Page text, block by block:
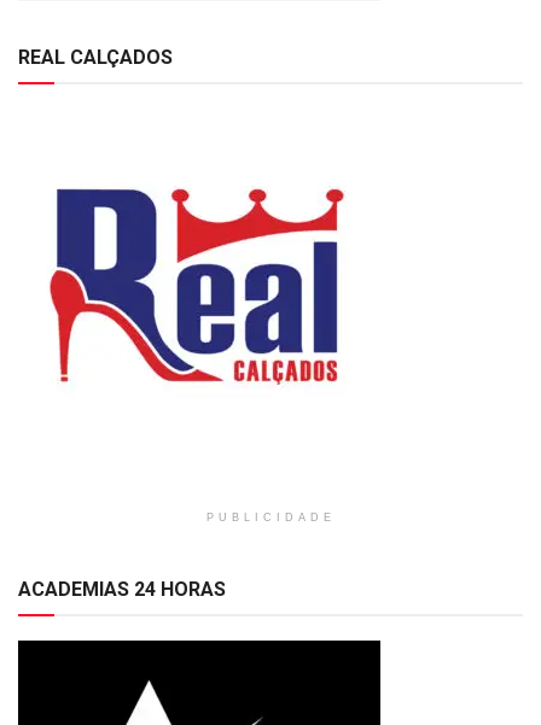
REAL CALÇADOS
PUBLICIDADE
ACADEMIAS 24 HORAS